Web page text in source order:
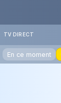
TV DIRECT
En ce moment